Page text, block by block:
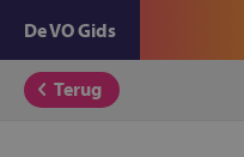
De VO Gids
Terug